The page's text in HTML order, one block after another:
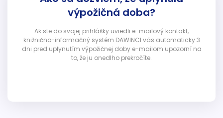
výpožičná doba?
Ak ste do svojej prihlášky uviedli e-mailový kontakt,
knižnično-informačný systém DAWINCI vás automaticky 3
dni pred uplynutím výpožičnej doby e-mailom upozorní na
to, že ju onedlho prekročíte.